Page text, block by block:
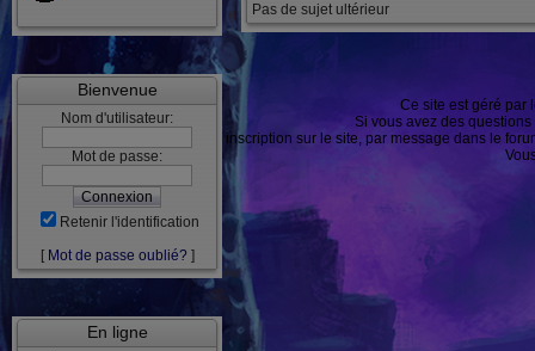
Bienvenue
Nom d'utilisateur:
Mot de passe:
Retenir l'identification
[ Mot de passe oublié? ]
En ligne
Pas de sujet ultérieur
Ce site est géré par
Si vous avez des
ou après inscription sur le site, par message dans le